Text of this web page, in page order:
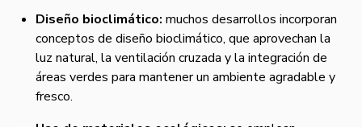
Diseño bioclimático: muchos desarrollos incorporan
conceptos de diseño bioclimático, que aprovechan la
luz natural, la ventilación cruzada y la integración de
áreas verdes para mantener un ambiente agradable y
fresco.